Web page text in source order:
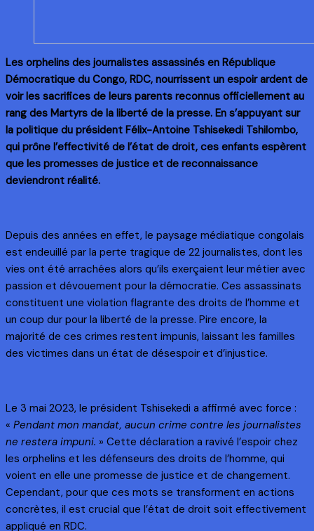
Les orphelins des journalistes assassinés en République
Démocratique du Congo, RDC, nourrissent un espoir ardent de
voir les sacrifices de leurs parents reconnus officiellement au
rang des Martyrs de la liberté de la presse. En s’appuyant sur
la politique du président Félix-Antoine Tshisekedi Tshilombo,
qui prône l’effectivité de l’état de droit, ces enfants espèrent
que les promesses de justice et de reconnaissance
deviendront réalité.
Depuis des années en effet, le paysage médiatique congolais
est endeuillé par la perte tragique de 22 journalistes, dont les
vies ont été arrachées alors qu’ils exerçaient leur métier avec
passion et dévouement pour la démocratie. Ces assassinats
constituent une violation flagrante des droits de l’homme et
un coup dur pour la liberté de la presse. Pire encore, la
majorité de ces crimes restent impunis, laissant les familles
des victimes dans un état de désespoir et d’injustice.
Le 3 mai 2023, le président Tshisekedi a affirmé avec force :
« Pendant mon mandat, aucun crime contre les journalistes
ne restera impuni. » Cette déclaration a ravivé l’espoir chez
les orphelins et les défenseurs des droits de l’homme, qui
voient en elle une promesse de justice et de changement.
Cependant, pour que ces mots se transforment en actions
concrètes, il est crucial que l’état de droit soit effectivement
appliqué en RDC.